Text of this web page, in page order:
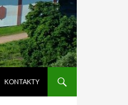
KONTAKTY